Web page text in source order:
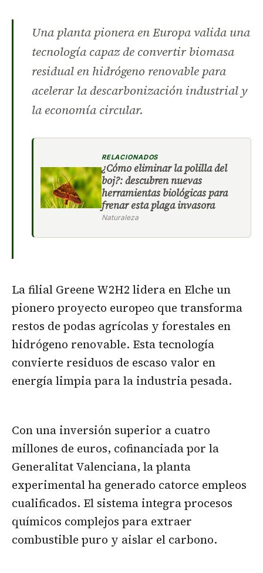
Una planta pionera en Europa valida una
tecnología capaz de convertir biomasa
residual en hidrógeno renovable para
acelerar la descarbonización industrial y
la economía circular.
RELACIONADOS
¿Cómo eliminar la polilla del
boj?: descubren nuevas
herramientas biológicas para
frenar esta plaga invasora
Naturaleza
La filial Greene W2H2 lidera en Elche un
pionero proyecto europeo que transforma
restos de podas agrícolas y forestales en
hidrógeno renovable. Esta tecnología
convierte residuos de escaso valor en
energía limpia para la industria pesada.
Con una inversión superior a cuatro
millones de euros, cofinanciada por la
Generalitat Valenciana, la planta
experimental ha generado catorce empleos
cualificados. El sistema integra procesos
químicos complejos para extraer
combustible puro y aislar el carbono.